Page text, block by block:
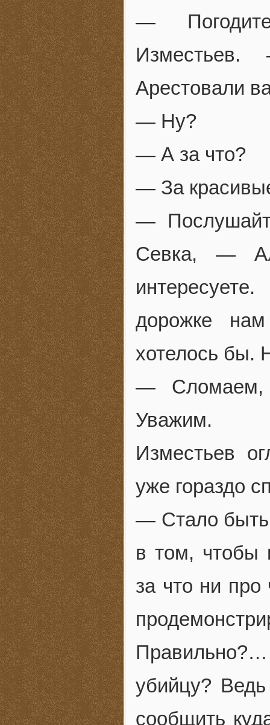
—
Арестовали
— Ну?
— А за что?
— За
—
Севка, —
дорожке
хотелось бы.
—
Уважим.
Изместьев
уже гораздо
— Стало
в том, чтобы
за что ни
убийцу?
сообщить